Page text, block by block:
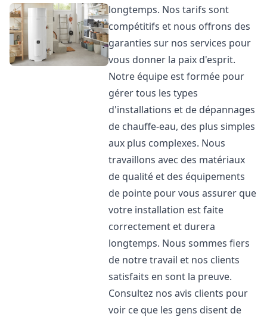
longtemps. Nos tarifs sont
compétitifs et nous offrons des
garanties sur nos services pour
vous donner la paix d'esprit.
Notre équipe est formée pour
gérer tous les types
d'installations et de dépannages
de chauffe-eau, des plus simples
aux plus complexes. Nous
travaillons avec des matériaux
de qualité et des équipements
de pointe pour vous assurer que
votre installation est faite
correctement et durera
longtemps. Nous sommes fiers
de notre travail et nos clients
satisfaits en sont la preuve.
Consultez nos avis clients pour
voir ce que les gens disent de